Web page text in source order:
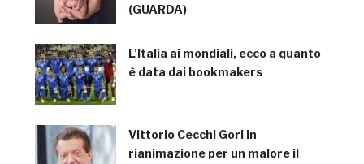
(GUARDA)
L’Italia ai mondiali, ecco a quanto
è data dai bookmakers
Vittorio Cecchi Gori in
rianimazione per un malore il